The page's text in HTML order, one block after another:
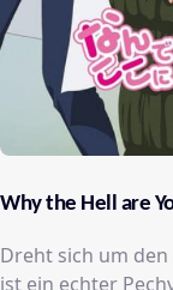
Why the Hell are
Dreht sich um
ist ein echter